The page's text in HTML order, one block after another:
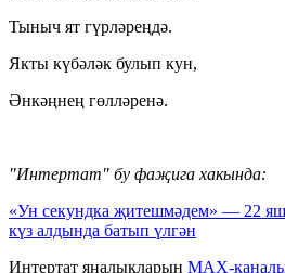
Тыныч ят гүрләреңдә.
Якты күбәләк булып кун,
Әнкәңнең гөлләренә.
"Интертат" бу фаҗига хакында:
«Ун секундка җитешмәдем» — 22
күз алдында батып үлгән
Интертат яңалыкларын MAX-